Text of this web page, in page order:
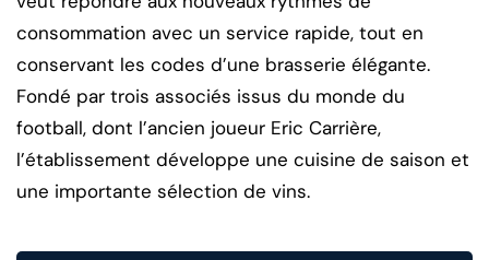
consommation avec un service rapide, tout en
conservant les codes d’une brasserie élégante.
Fondé par trois associés issus du monde du
football, dont l’ancien joueur Eric Carrière,
l’établissement développe une cuisine de saison et
une importante sélection de vins.